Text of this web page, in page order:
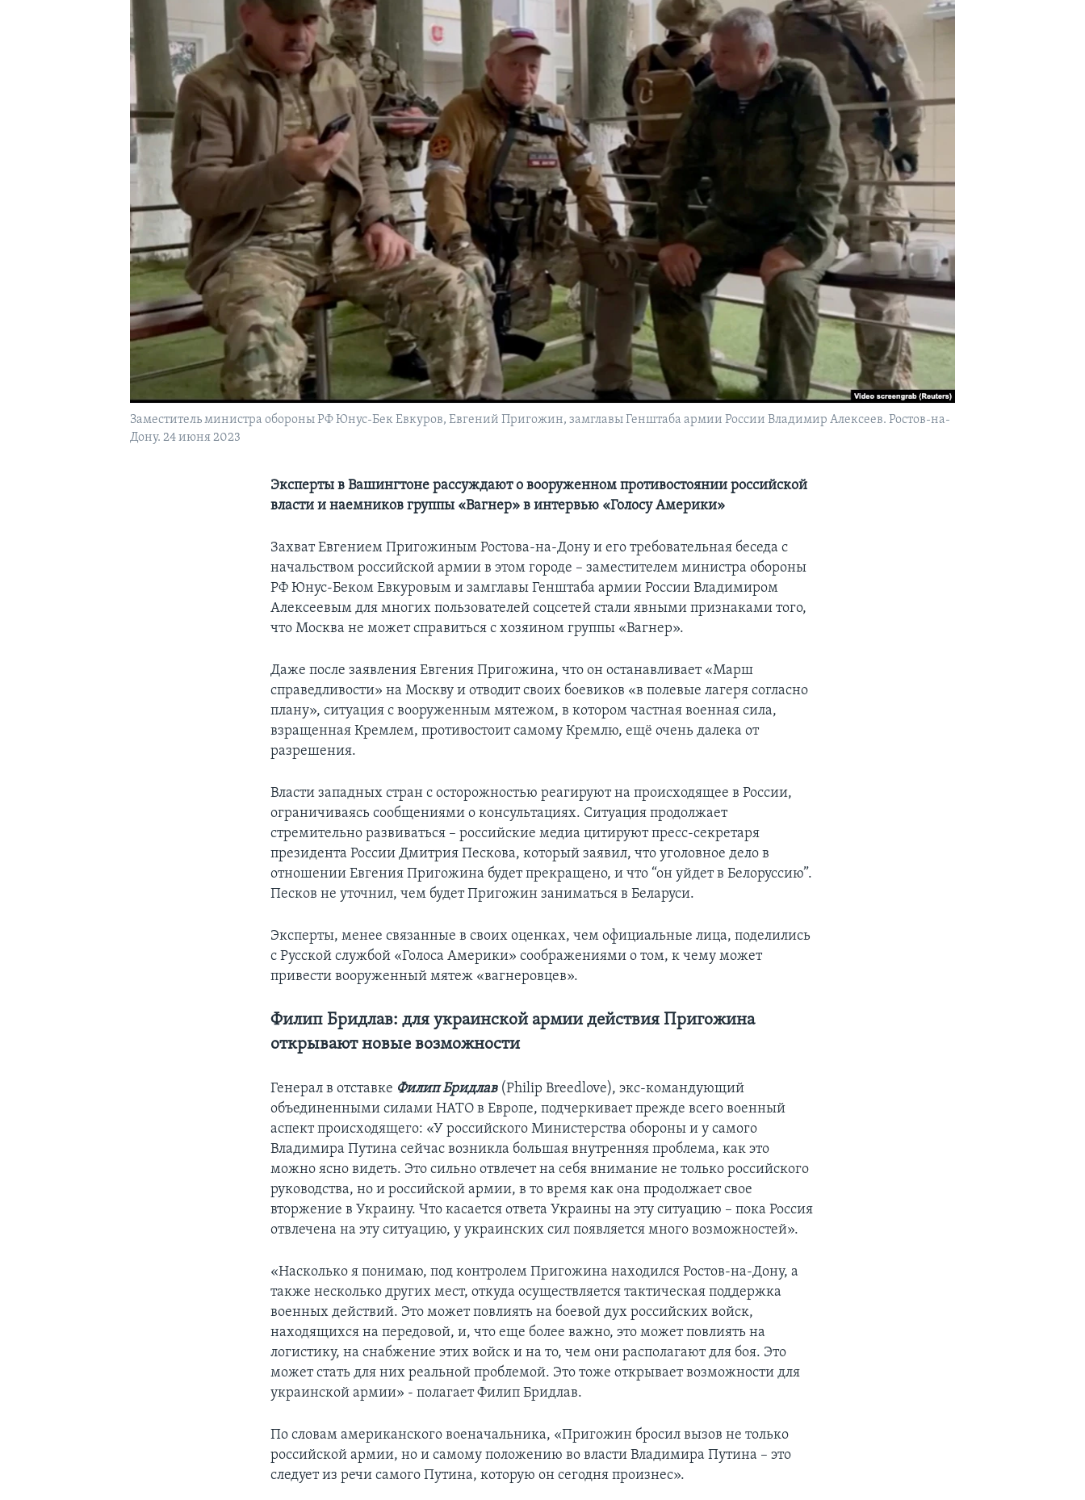
Заместитель министра обороны РФ Юнус-Бек Евкуров, Евгений Пригожин, замглавы Генштаба армии России Владимир Алексеев. Ростов-на-
Дону. 24 июня 2023
Эксперты в Вашингтоне рассуждают о вооруженном противостоянии российской
власти и наемников группы «Вагнер» в интервью «Голосу Америки»
Захват Евгением Пригожиным Ростова-на-Дону и его требовательная беседа с
начальством российской армии в этом городе – заместителем министра обороны
РФ Юнус-Беком Евкуровым и замглавы Генштаба армии России Владимиром
Алексеевым для многих пользователей соцсетей стали явными признаками того,
что Москва не может справиться с хозяином группы «Вагнер».
Даже после заявления Евгения Пригожина, что он останавливает «Марш
справедливости» на Москву и отводит своих боевиков «в полевые лагеря согласно
плану», ситуация с вооруженным мятежом, в котором частная военная сила,
взращенная Кремлем, противостоит самому Кремлю, ещё очень далека от
разрешения.
Власти западных стран с осторожностью реагируют на происходящее в России,
ограничиваясь сообщениями о консультациях. Ситуация продолжает
стремительно развиваться – российские медиа цитируют пресс-секретаря
президента России Дмитрия Пескова, который заявил, что уголовное дело в
отношении Евгения Пригожина будет прекращено, и что “он уйдет в Белоруссию”.
Песков не уточнил, чем будет Пригожин заниматься в Беларуси.
Эксперты, менее связанные в своих оценках, чем официальные лица, поделились
с Русской службой «Голоса Америки» соображениями о том, к чему может
привести вооруженный мятеж «вагнеровцев».
Филип Бридлав: для украинской армии действия Пригожина
открывают новые возможности
Генерал в отставке Филип Бридлав(Philip Breedlove), экс-командующий
объединенными силами НАТО в Европе, подчеркивает прежде всего военный
аспект происходящего: «У российского Министерства обороны и у самого
Владимира Путина сейчас возникла большая внутренняя проблема, как это
можно ясно видеть. Это сильно отвлечет на себя внимание не только российского
руководства, но и российской армии, в то время как она продолжает свое
вторжение в Украину. Что касается ответа Украины на эту ситуацию – пока Россия
отвлечена на эту ситуацию, у украинских сил появляется много возможностей».
«Насколько я понимаю, под контролем Пригожина находился Ростов-на-Дону, а
также несколько других мест, откуда осуществляется тактическая поддержка
военных действий. Это может повлиять на боевой дух российских войск,
находящихся на передовой, и, что еще более важно, это может повлиять на
логистику, на снабжение этих войск и на то, чем они располагают для боя. Это
может стать для них реальной проблемой. Это тоже открывает возможности для
украинской армии» - полагает Филип Бридлав.
По словам американского военачальника, «Пригожин бросил вызов не только
российской армии, но и самому положению во власти Владимира Путина – это
следует из речи самого Путина, которую он сегодня произнес».